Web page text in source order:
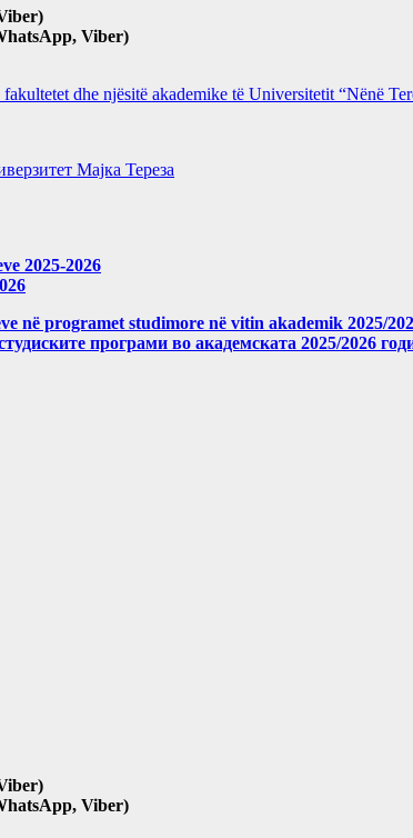
Viber)
dhe njësitë akademike të Universitetit “Nënë
Мајка Тереза
2025-2026
në programet studimore në vitin akademik 2025/
програми во академската 2025/2026
Viber)